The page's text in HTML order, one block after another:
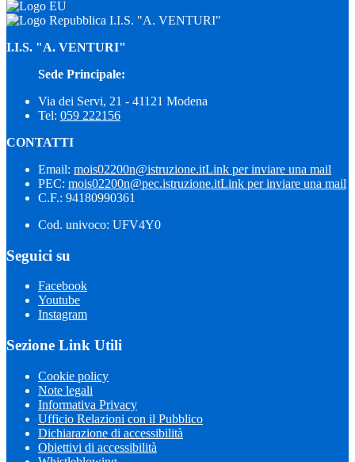
I.I.S. "A. VENTURI"
I.I.S. "A. VENTURI"
Sede Principale:
Via dei Servi, 21 - 41121 Modena
Tel: 059 222156
CONTATTI
Email: mois02200n@istruzione.itLink per inviare una mail
PEC: mois02200n@pec.istruzione.itLink per inviare una mail
C.F.: 94180990361
Cod. univoco: UFV4Y0
Seguici su
Facebook
Youtube
Instagram
Sezione Link Utili
Cookie policy
Note legali
Informativa Privacy
Ufficio Relazioni con il Pubblico
Dichiarazione di accessibilità
Obiettivi di accessibilità